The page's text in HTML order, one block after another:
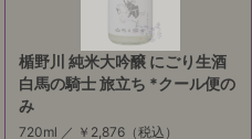
楯野川 純米大吟醸 にごり生酒
白馬の騎士 旅立ち *クール便の
み
720ml ／ ￥2,876（税込）